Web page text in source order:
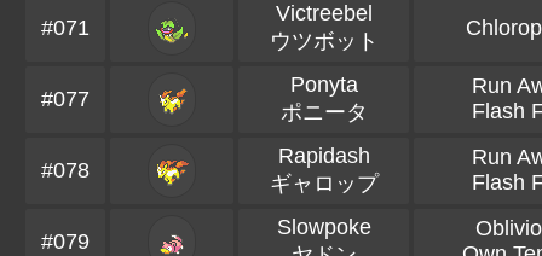
#071
Victreebel
ウツボット
#077
Ponyta
ポニータ
Run
Flash
#078
Rapidash
ギャロップ
Run
Flash
#079
Slowpoke